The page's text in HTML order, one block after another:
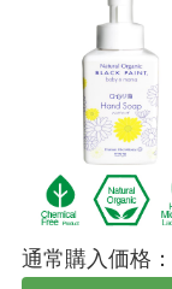
通常購入価格：